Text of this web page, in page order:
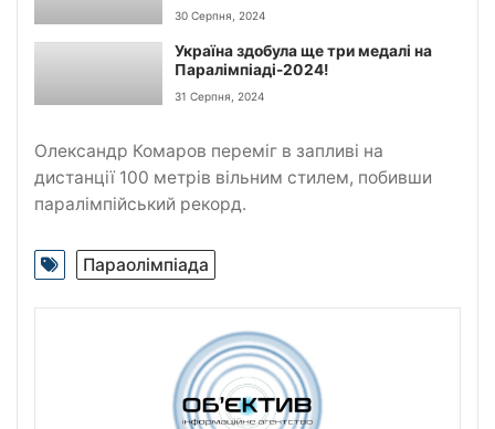
30 Серпня, 2024
Україна здобула ще три медалі на
Паралімпіаді-2024!
31 Серпня, 2024
Олександр Комаров переміг в запливі на
дистанції 100 метрів вільним стилем, побивши
паралімпійський рекорд.
Параолімпіада